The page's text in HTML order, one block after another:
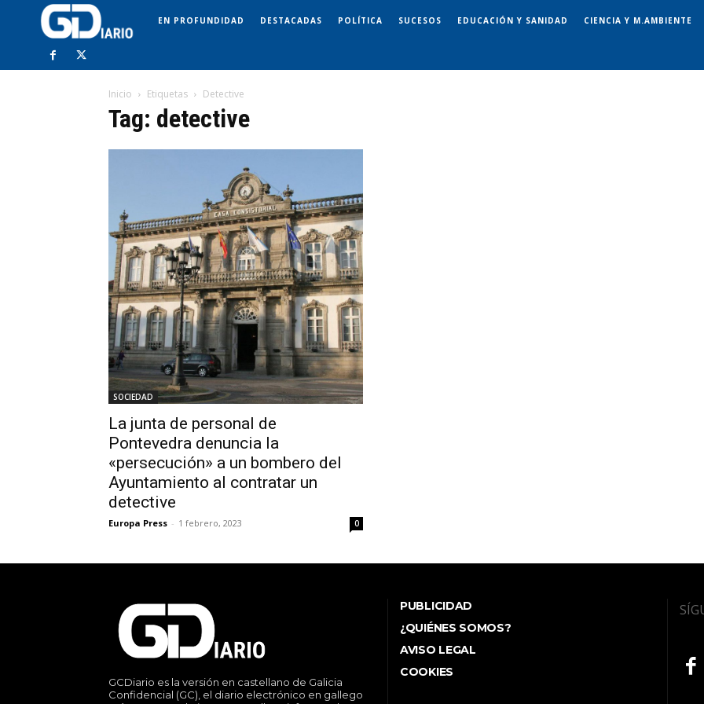
EN PROFUNDIDAD DESTACADAS POLÍTICA SUCESOS EDUCACIÓN Y SANIDAD CIENCIA Y M.AMBIENTE
Inicio Etiquetas Detective
Tag: detective
SOCIEDAD
La junta de personal de
Pontevedra denuncia la
«persecución» a un bombero del
Ayuntamiento al contratar un
detective
Europa Press - 1 febrero, 2023 0
GCDiario es la versión en castellano de Galicia
Confidencial (GC), el diario electrónico en gallego
PUBLICIDAD
¿QUIÉNES SOMOS?
AVISO LEGAL
COOKIES